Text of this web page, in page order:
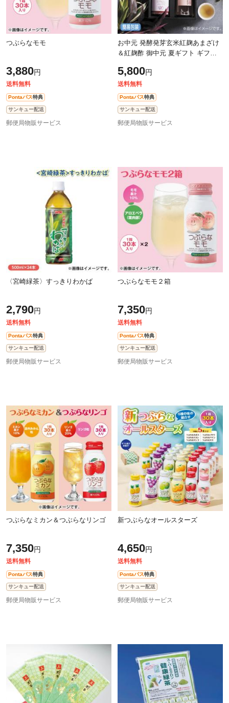
つぶらなモモ
3,880円
送料無料
Pontaパス特典
サンキュー配送
郵便局物販サービス
お中元 発酵発芽玄米紅麹あまざけ
＆紅麹酢 御中元 夏ギフト ギフト
5,800円
送料無料
Pontaパス特典
サンキュー配送
郵便局物販サービス
〈宮崎緑茶〉すっきりわかば
2,790円
送料無料
Pontaパス特典
サンキュー配送
郵便局物販サービス
つぶらなモモ２箱
7,350円
送料無料
Pontaパス特典
サンキュー配送
郵便局物販サービス
つぶらなミカン＆つぶらなリンゴ
7,350円
送料無料
Pontaパス特典
サンキュー配送
郵便局物販サービス
新つぶらなオールスターズ
4,650円
送料無料
Pontaパス特典
サンキュー配送
郵便局物販サービス